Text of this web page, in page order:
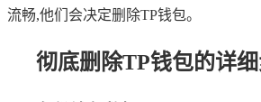
流畅,他们会决定删除TP钱包。
彻底删除TP钱包的详